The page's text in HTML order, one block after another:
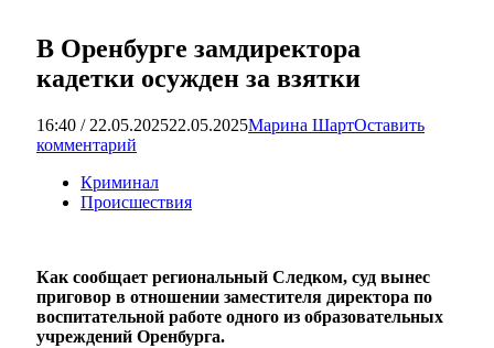
В Оренбурге замдиректора
кадетки осужден за взятки
16:40 / 22.05.202522.05.2025Марина ШартОставить
комментарий
Криминал
Происшествия
Как сообщает региональный Следком, суд вынес
приговор в отношении заместителя директора по
воспитательной работе одного из образовательных
учреждений Оренбурга.